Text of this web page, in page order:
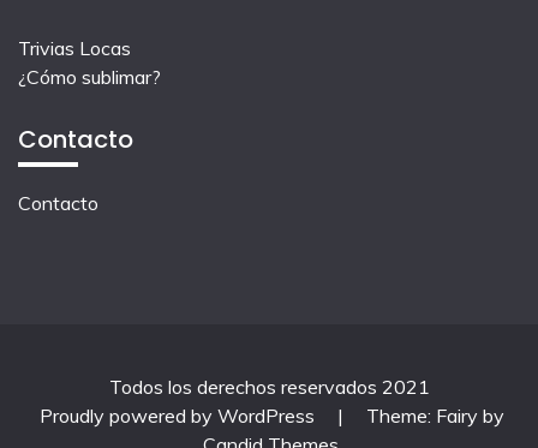
Trivias Locas
¿Cómo sublimar?
Contacto
Contacto
Todos los derechos reservados 2021
Proudly powered by WordPress
|
Theme: Fairy by